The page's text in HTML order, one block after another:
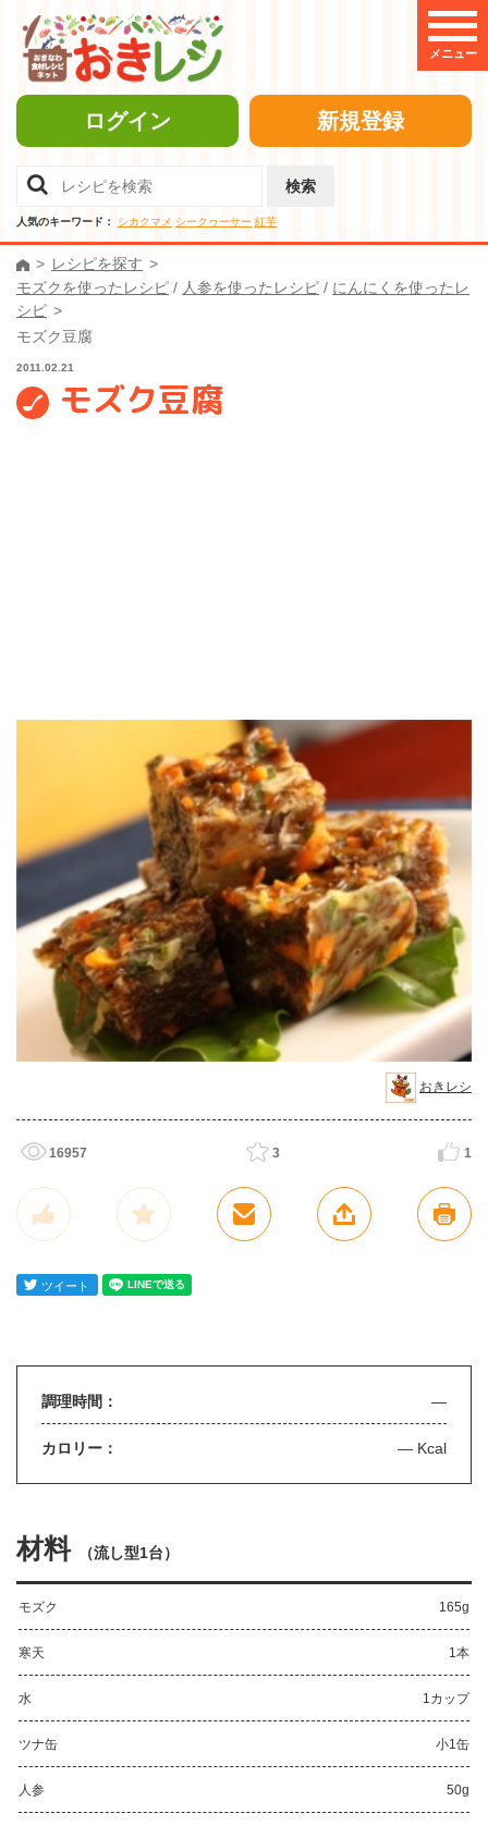
メニュー
ログイン 新規登録
検索
人気のキーワード： シカクマメ シークヮーサー 紅芋
レシピを探す
モズクを使ったレシピ / 人参を使ったレシピ / にんにくを使ったレ
シピ
モズク豆腐
2011.02.21
モズク豆腐
おきレシ
16957 3 1
調理時間： —
カロリー： — Kcal
材料 （流し型1台）
モズク 165g
寒天 1本
水 1カップ
ツナ缶 小1缶
人参 50g